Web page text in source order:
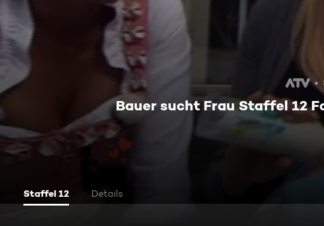
Bauer sucht Frau Staffel 12
Staffel 12 Details